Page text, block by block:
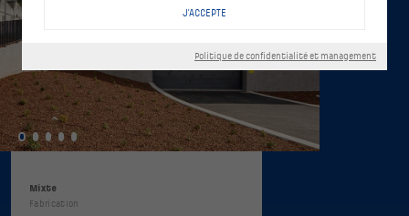
Mixte
Fabrication
J'ACCEPTE
Politique de confidentialité et management